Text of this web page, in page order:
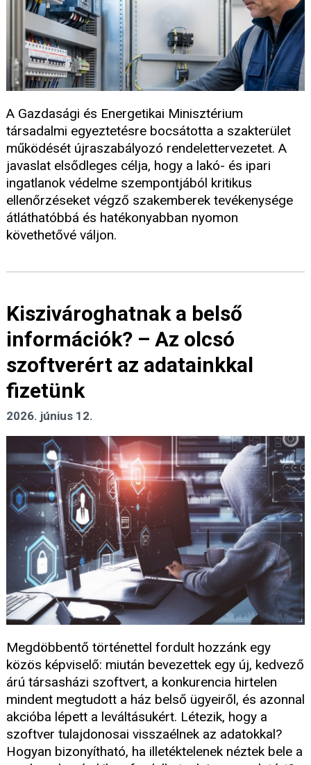
A Gazdasági és Energetikai Minisztérium
társadalmi egyeztetésre bocsátotta a szakterület
működését újraszabályozó rendelettervezetet. A
javaslat elsődleges célja, hogy a lakó- és ipari
ingatlanok védelme szempontjából kritikus
ellenőrzéseket végző szakemberek tevékenysége
átláthatóbbá és hatékonyabban nyomon
követhetővé váljon.
Kiszivároghatnak a belső
információk? – Az olcsó
szoftverért az adatainkkal
fizetünk
2026. június 12.
Megdöbbentő történettel fordult hozzánk egy
közös képviselő: miután bevezettek egy új, kedvező
árú társasházi szoftvert, a konkurencia hirtelen
mindent megtudott a ház belső ügyeiről, és azonnal
akcióba lépett a leváltásukért. Létezik, hogy a
szoftver tulajdonosai visszaélnek az adatokkal?
Hogyan bizonyítható, ha illetéktelenek néztek bele a